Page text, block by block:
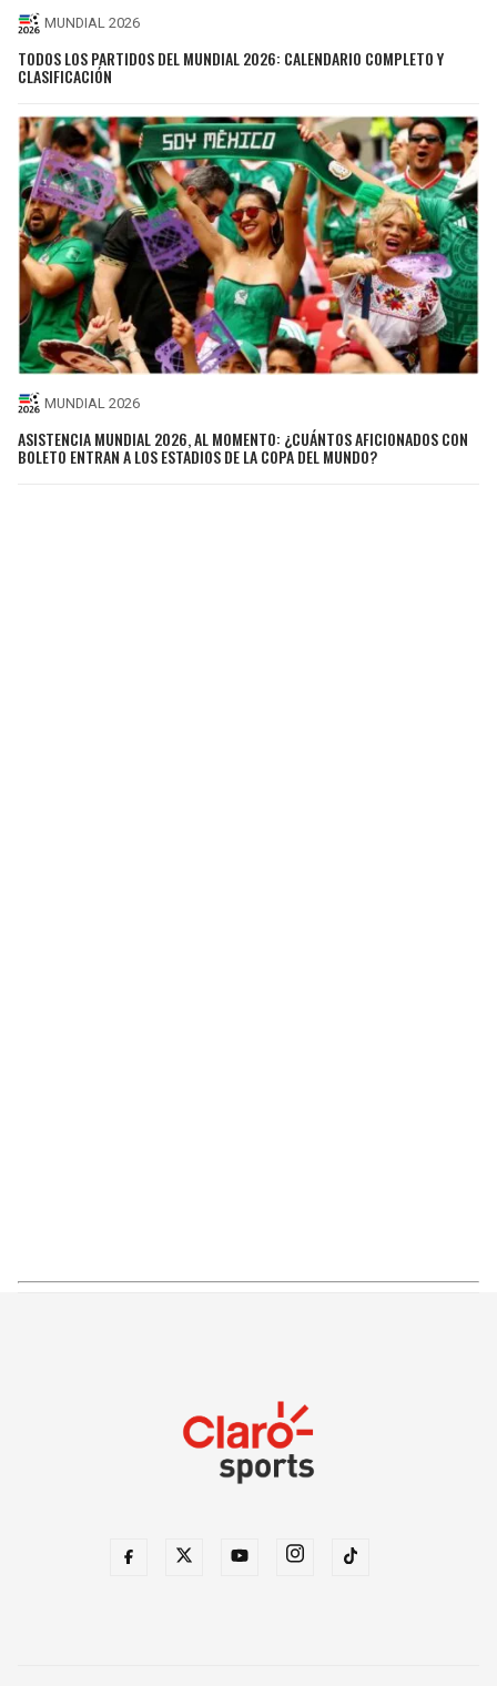
MUNDIAL 2026
TODOS LOS PARTIDOS DEL MUNDIAL 2026: CALENDARIO COMPLETO Y
CLASIFICACIÓN
MUNDIAL 2026
ASISTENCIA MUNDIAL 2026, AL MOMENTO: ¿CUÁNTOS AFICIONADOS CON
BOLETO ENTRAN A LOS ESTADIOS DE LA COPA DEL MUNDO?